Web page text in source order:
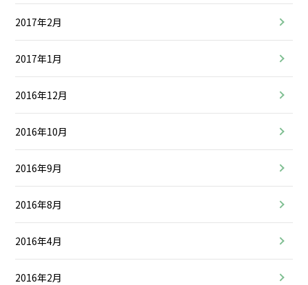
2017年2月
2017年1月
2016年12月
2016年10月
2016年9月
2016年8月
2016年4月
2016年2月